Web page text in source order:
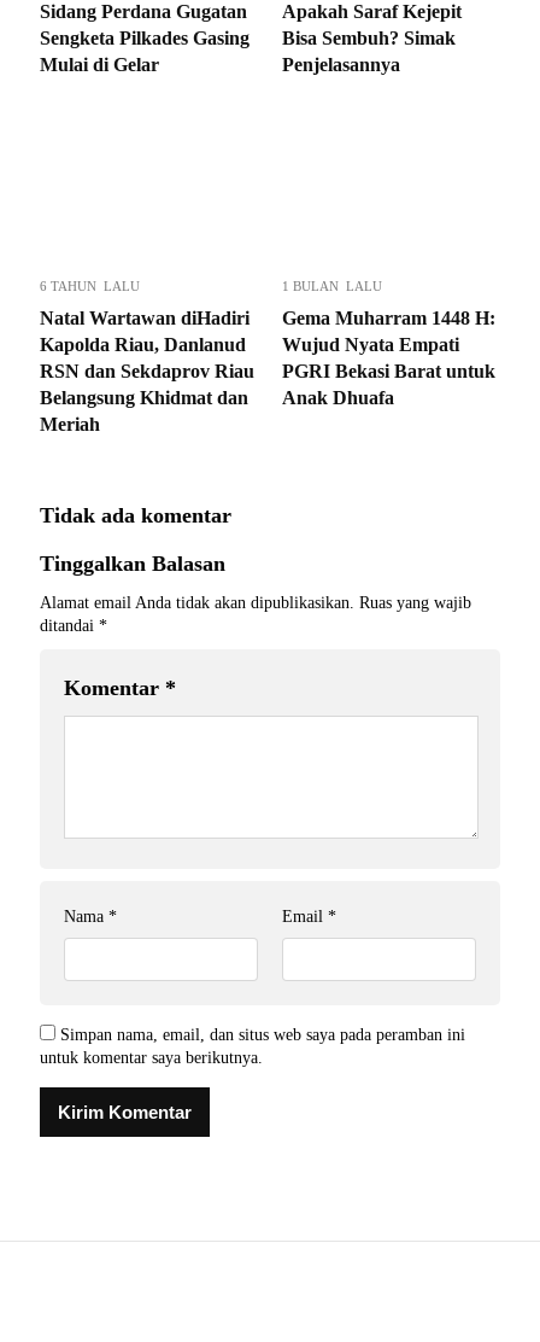
Sidang Perdana Gugatan
Sengketa Pilkades Gasing
Mulai di Gelar
Apakah Saraf Kejepit
Bisa Sembuh? Simak
Penjelasannya
6 TAHUN LALU
Natal Wartawan diHadiri
Kapolda Riau, Danlanud
RSN dan Sekdaprov Riau
Belangsung Khidmat dan
Meriah
1 BULAN LALU
Gema Muharram 1448 H:
Wujud Nyata Empati
PGRI Bekasi Barat untuk
Anak Dhuafa
Tidak ada komentar
Tinggalkan Balasan
Alamat email Anda tidak akan dipublikasikan. Ruas yang wajib
ditandai *
Komentar *
Nama * Email *
Simpan nama, email, dan situs web saya pada peramban ini
untuk komentar saya berikutnya.